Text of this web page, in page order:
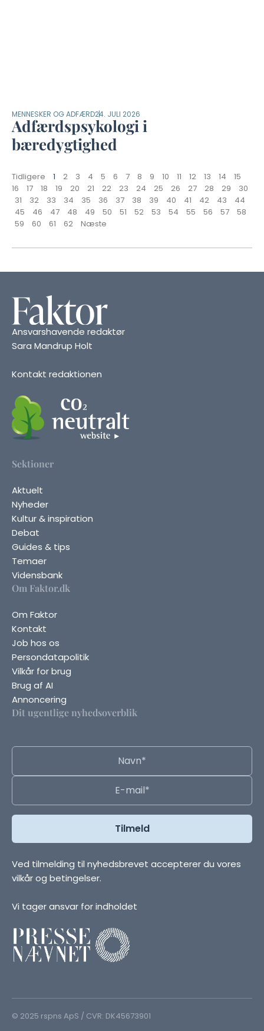
MENNESKER OG ADFÆRD24. JULI 2026
Adfærdspsykologi i
bæredygtighed
Tidligere 1 2 3 4 5 6 7 8 9 10 11 12 13 14
15
16
17 18 19 20 21 22 23 24 25 26 27 28 29
30
31
32 33 34 35 36 37 38 39 40 41 42 43
44
45
46 47 48 49 50 51 52 53 54 55 56 57
58
59
60 61 62 Næste
Ansvarshavende redaktør
Sara Mandrup Holt
Kontakt redaktionen
Sektioner
Aktuelt
Nyheder
Kultur & inspiration
Debat
Guides & tips
Temaer
Vidensbank
Om Faktor.dk
Om Faktor
Kontakt
Job hos os
Persondatapolitik
Vilkår for brug
Brug af AI
Annoncering
Dit ugentlige nyhedsoverblik
Ved tilmelding til nyhedsbrevet accepterer du vores
vilkår og betingelser.
Vi tager ansvar for indholdet
© 2025 rspns ApS / CVR: DK45673901